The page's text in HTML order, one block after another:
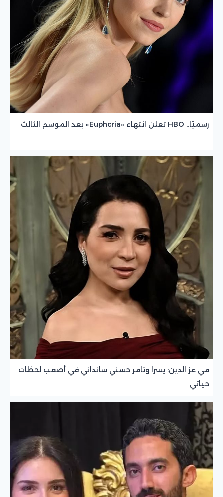
رسميًا.. HBO تعلن انتهاء «Euphoria» بعد الموسم الثالث
مي عز الدين: يسرا وتامر حسني سانداني في أصعب لحظات
حياتي